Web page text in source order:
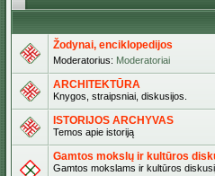
Žodynai, enciklopedijos
Moderatorius: Moderatoriai
ARCHITEKTŪRA
Knygos, straipsniai, diskusijos.
ISTORIJOS ARCHYVAS
Temos apie istoriją
Gamtos mokslų ir kultūros
Gamtos mokslams ir kultūros